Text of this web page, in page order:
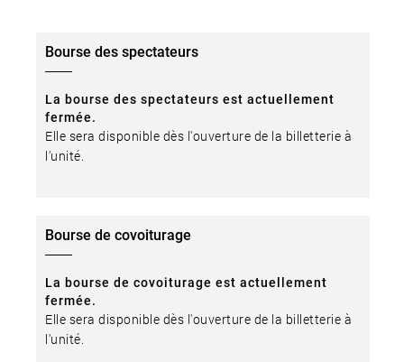
Bourse des spectateurs
La bourse des spectateurs est actuellement
fermée.
Elle sera disponible dès l'ouverture de la billetterie à
l'unité.
Bourse de covoiturage
La bourse de covoiturage est actuellement
fermée.
Elle sera disponible dès l'ouverture de la billetterie à
l'unité.